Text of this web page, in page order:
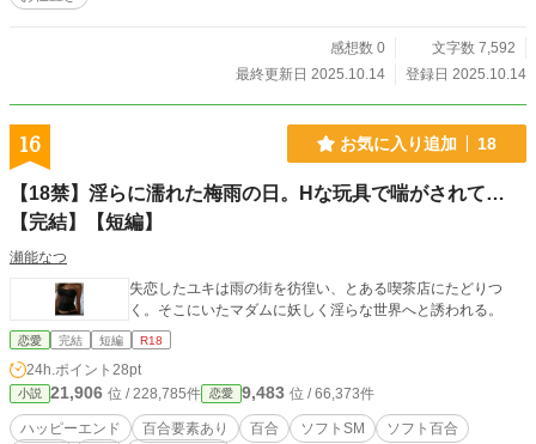
感想数 0
文字数 7,592
最終更新日 2025.10.14
登録日 2025.10.14
16 お気に入り追加 18
【18禁】淫らに濡れた梅雨の日。Hな玩具で喘がされて…
【完結】【短編】
瀬能なつ
失恋したユキは雨の街を彷徨い、とある喫茶店にたどりつ
く。そこにいたマダムに妖しく淫らな世界へと誘われる。
恋愛 完結 短編 R18
24h.ポイント 28pt
小説 21,906 位 / 228,785件 恋愛 9,483 位 / 66,373件
ハッピーエンド 百合要素あり 百合 ソフトSM
ソフト百合